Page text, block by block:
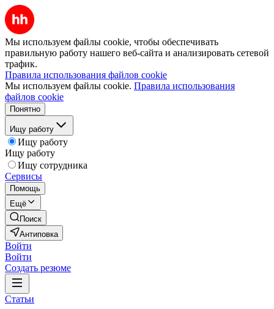
Мы используем файлы cookie, чтобы обеспечивать
правильную работу нашего веб-сайта и анализировать сетевой
трафик.
Правила использования файлов cookie
Мы используем файлы cookie. Правила использования
файлов cookie
Понятно
Ищу работу
Ищу работу
Ищу работу
Ищу сотрудника
Сервисы
Помощь
Ещё
Поиск
Антиповка
Войти
Войти
Создать резюме
Статьи